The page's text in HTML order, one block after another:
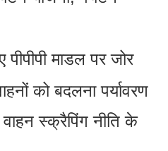
माडल पर जोर
को बदलना पर्यावरण
स्‍क्रैपिंग नीति के